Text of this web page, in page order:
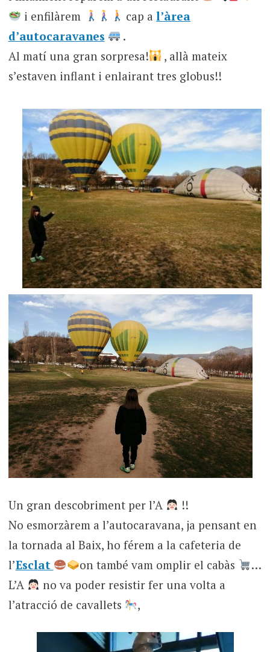
i enfilàrem
cap al’àrea
d’autocaravanes
.
Al matí una gran sorpresa!
, allà mateix
s’estaven inflant i enlairant tres globus!!
Un gran descobriment per l’A
!!
No esmorzàrem a l’autocaravana, ja pensant en
la tornada al Baix, ho férem a la cafeteria de
l’Esclat on també vam omplir el cabàs
…
L’A
no va poder resistir fer una volta a
l’atracció de cavallets
,